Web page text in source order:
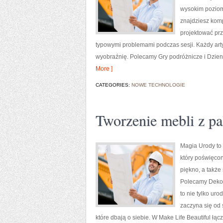
wysokim
znajdziesz
projektować
typowymi problemami podczas sesji. Każdy
wyobraźnię. Polecamy Gry podróżnicze i
More ]
CATEGORIES: NOWE TECHNOLOGIE
Tworzenie mebli z
Magia Urody
który
piękno, a
Polecamy
to nie tylko
zaczyna się od
które dbają o siebie. W Make Life Beautiful